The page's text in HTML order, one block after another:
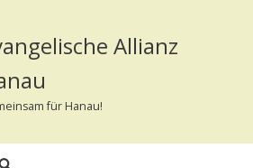
Allianz
für Hanau!